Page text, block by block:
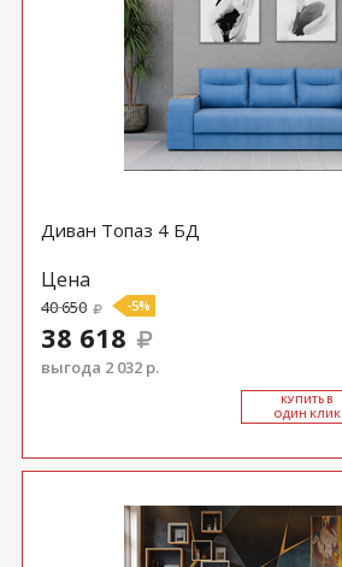
Диван Топаз 4 БД
Цена
40 650 -5%
38 618
выгода 2 032 р.
КУ­ПИТЬ В
ОДИН КЛИК